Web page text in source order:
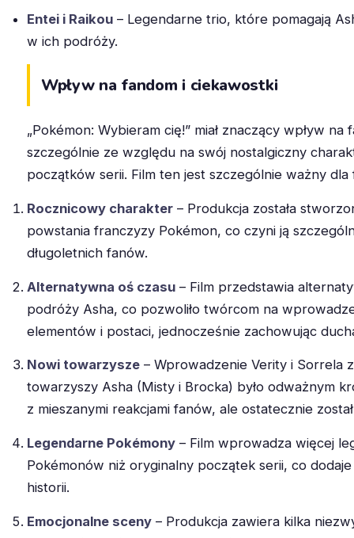
Entei i Raikou – Legendarne trio, które pomagają
w ich podróży.
Wpływ na fandom i ciekawostki
„Pokémon: Wybieram cię!” miał znaczący wpływ na
szczególnie ze względu na swój nostalgiczny
początków serii. Film ten jest szczególnie ważny
Rocznicowy charakter – Produkcja została
powstania franczyzy Pokémon, co czyni ją
długoletnich fanów.
Alternatywna oś czasu – Film przedstawia
podróży Asha, co pozwoliło twórcom na
elementów i postaci, jednocześnie zachowując
Nowi towarzysze – Wprowadzenie Verity i Sorrela
towarzyszy Asha (Misty i Brocka) było odważnym
z mieszanymi reakcjami fanów, ale ostatecznie
Legendarne Pokémony – Film wprowadza więcej
Pokémonów niż oryginalny początek serii, co
historii.
Emocjonalne sceny – Produkcja zawiera kilka